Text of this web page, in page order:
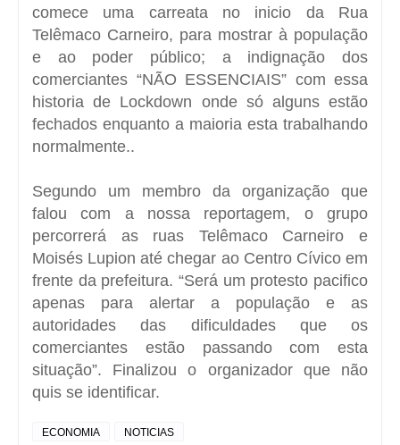
comece uma carreata no inicio da Rua
Telêmaco Carneiro, para mostrar à população
e ao poder público; a indignação dos
comerciantes “NÃO ESSENCIAIS” com essa
historia de Lockdown onde só alguns estão
fechados enquanto a maioria esta trabalhando
normalmente..
Segundo um membro da organização que
falou com a nossa reportagem, o grupo
percorrerá as ruas Telêmaco Carneiro e
Moisés Lupion até chegar ao Centro Cívico em
frente da prefeitura. “Será um protesto pacifico
apenas para alertar a população e as
autoridades das dificuldades que os
comerciantes estão passando com esta
situação”. Finalizou o organizador que não
quis se identificar.
ECONOMIA NOTICIAS